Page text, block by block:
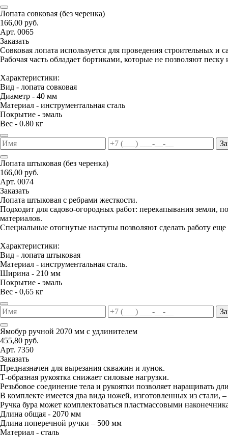
Лопата совковая (без черенка)
166,00 руб.
Арт. 0065
Заказать
Совковая лопата используется для проведения строительных и
Рабочая часть обладает бортиками, которые не позволяют
Характеристики:
Вид - лопата совковая
Диаметр - 40 мм
Материал - инструментальная сталь
Покрытие - эмаль
Вес - 0.80 кг
Лопата штыковая (без черенка)
166,00 руб.
Арт. 0074
Заказать
Лопата штыковая с ребрами жесткости.
Подходит для садово-огородных работ: перекапывания земли,
материалов.
Специальные отогнутые наступы позволяют сделать работу
Характеристики:
Вид - лопата штыковая
Материал - инструментальная сталь.
Ширина - 210 мм
Покрытие - эмаль
Вес - 0,65 кг
Ямобур ручной 2070 мм с удлинителем
455,80 руб.
Арт. 7350
Заказать
Предназначен для вырезания скважин и лунок.
Т-образная рукоятка снижает силовые нагрузки.
Резьбовое соединение тела и рукоятки позволяет наращивать
В комплекте имеется два вида ножей, изготовленных из стали,
Ручка бура может комплектоваться пластмассовыми
Длина общая - 2070 мм
Длина поперечной ручки – 500 мм
Материал - сталь